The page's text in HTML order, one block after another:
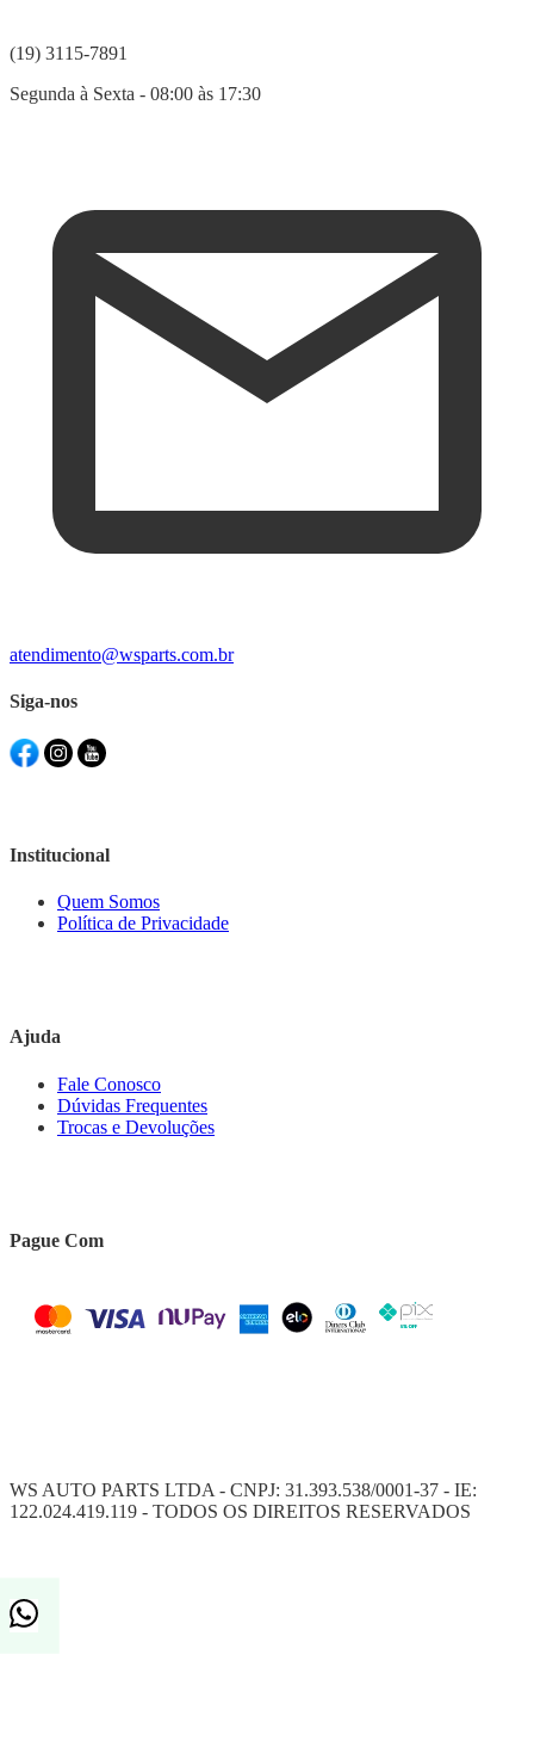
(19) 3115-7891
Segunda à Sexta - 08:00 às 17:30
atendimento@wsparts.com.br
Siga-nos
Institucional
Quem Somos
Política de Privacidade
Ajuda
Fale Conosco
Dúvidas Frequentes
Trocas e Devoluções
Pague Com
WS AUTO PARTS LTDA - CNPJ: 31.393.538/0001-37 - IE:
122.024.419.119 - TODOS OS DIREITOS RESERVADOS